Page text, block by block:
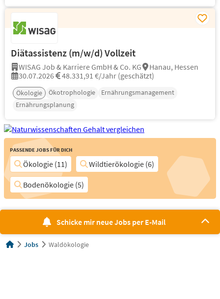
Diätassistenz (m/w/d) Vollzeit
WISAG Job & Karriere GmbH & Co. KG
Hanau, Hessen
30.07.2026
48.331,91 €/Jahr (geschätzt)
Ökologie Ökotrophologie
Ernährungsmanagement
Ernährungsplanung
Passende Jobs für Dich
Ökologie (11)
Wildtierökologie (6)
Bodenökologie (5)
Schicke mir neue Jobs per E-Mail
Jobs Waldökologie